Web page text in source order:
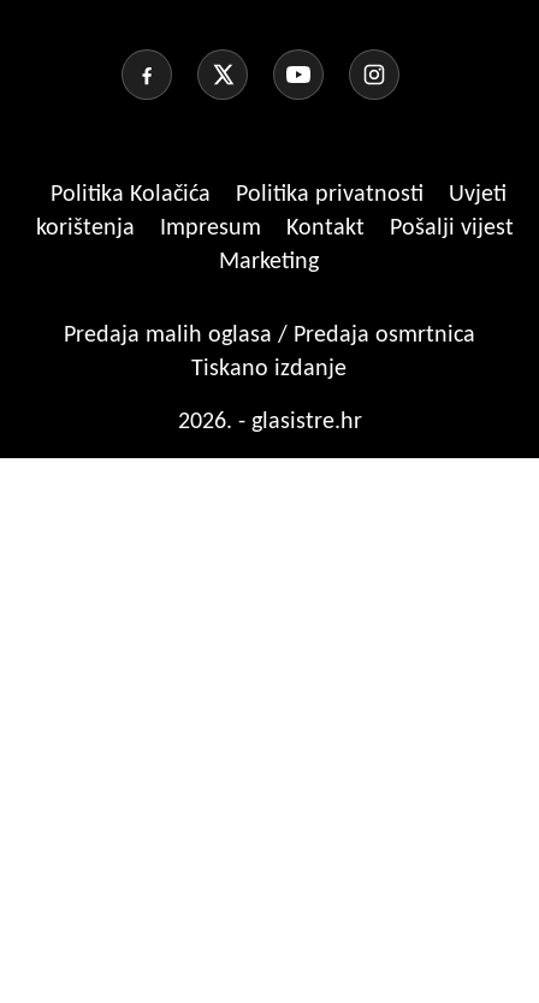
Politika Kolačića Politika privatnosti
Uvjeti
korištenja
Impresum Kontakt
Pošalji vijest
Marketing
Predaja malih oglasa / Predaja osmrtnica
Tiskano izdanje
2026. - glasistre.hr